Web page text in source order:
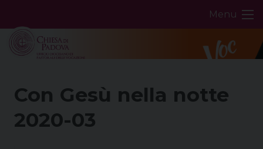
content
Menu
Con Gesù nella notte
2020-03